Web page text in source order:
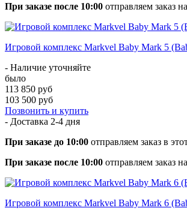
При заказе после 10:00 отправляем заказ
Игровой комплекс Markvel Baby Mark 5
- Наличие уточняйте
было
113 850 руб
103 500 руб
Позвонить и купить
- Доставка 2-4 дня
При заказе до 10:00 отправляем заказ в
При заказе после 10:00 отправляем заказ
Игровой комплекс Markvel Baby Mark 6